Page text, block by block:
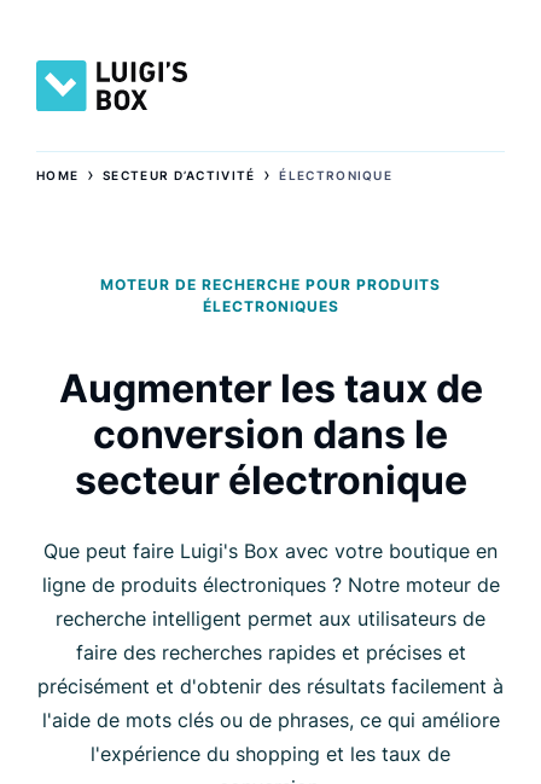
HOME ›SECTEUR D’ACTIVITÉ ›ÉLECTRONIQUE
MOTEUR DE RECHERCHE POUR PRODUITS
ÉLECTRONIQUES
Augmenter les taux de
conversion dans le
secteur électronique
Que peut faire Luigi's Box avec votre boutique en
ligne de produits électroniques ? Notre moteur de
recherche intelligent permet aux utilisateurs de
faire des recherches rapides et précises et
précisément et d'obtenir des résultats facilement à
l'aide de mots clés ou de phrases, ce qui améliore
l'expérience du shopping et les taux de